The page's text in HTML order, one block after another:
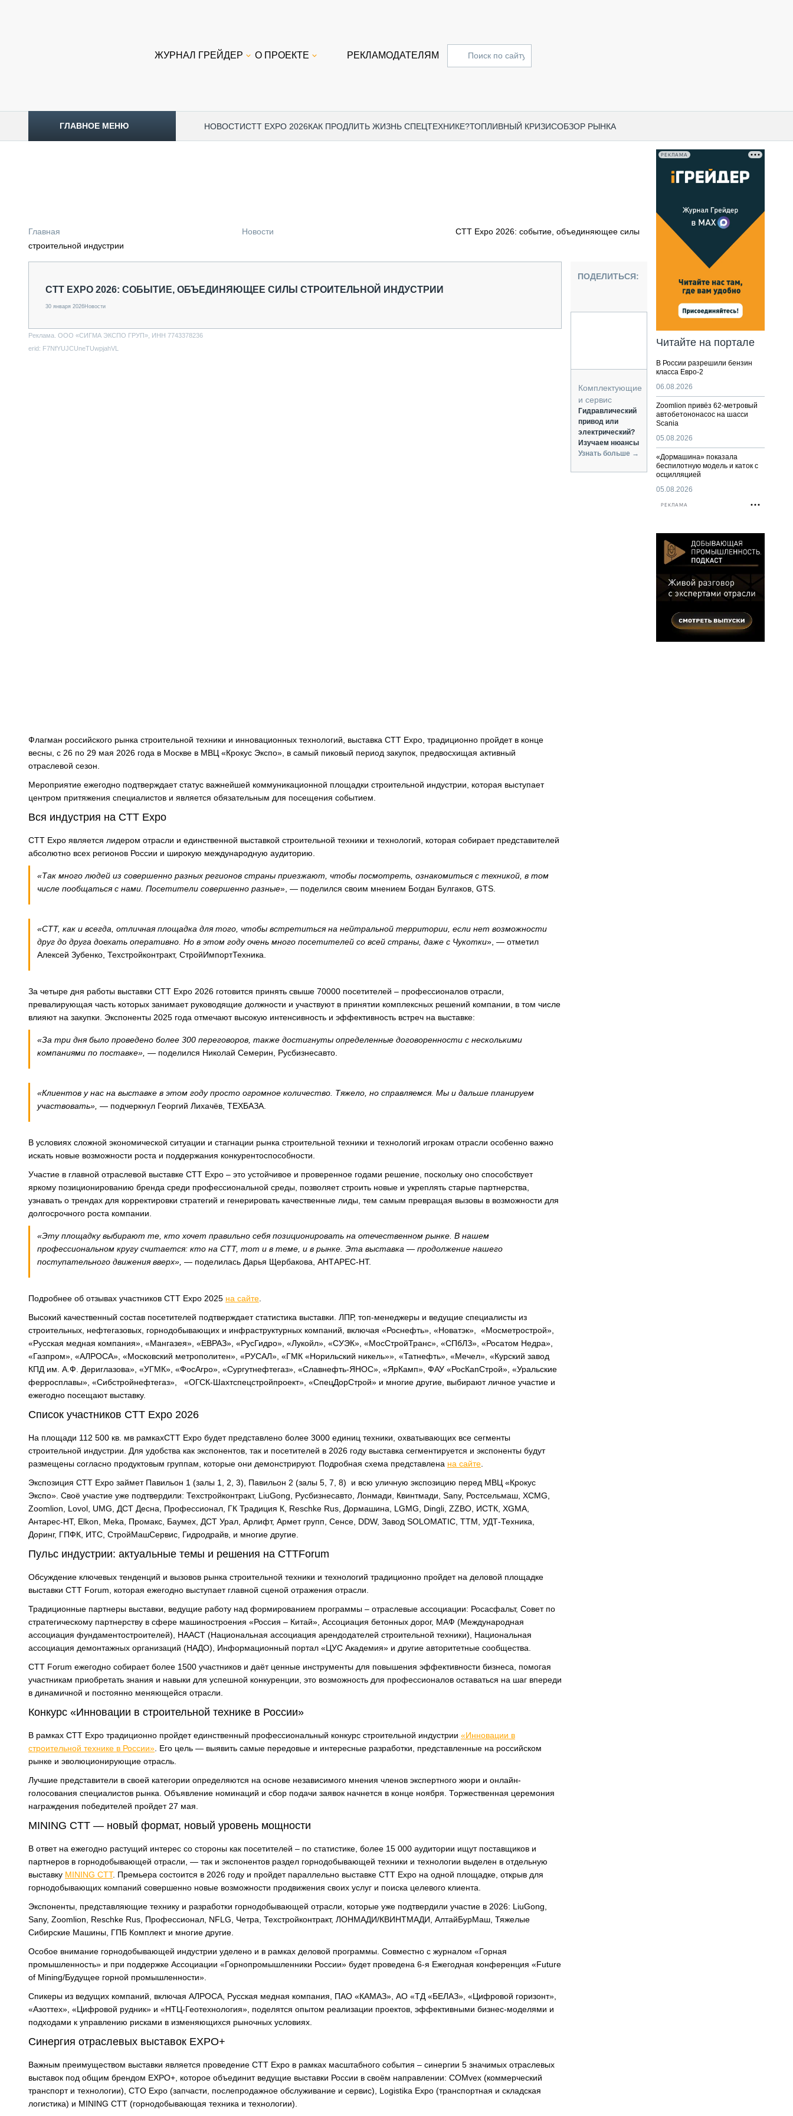
ЖУРНАЛ ГРЕЙДЕР О ПРОЕКТЕ РЕКЛАМОДАТЕЛЯМ
ГЛАВНОЕ МЕНЮ НОВОСТИCTT EXPO 2026КАК ПРОДЛИТЬ ЖИЗНЬ СПЕЦТЕХНИКЕ?ТОПЛИВНЫЙ КРИЗИСОБЗОР РЫНКА
ОБЗОР РЫНКА
ГРУЗОПЕРЕВОЗКИ
ИСПЫТАТЕЛИ
ТЕХНОЛОГИИ
ДОРОЖНАЯ ИНДУСТРИЯ
БЛИЖАЙШИЕ МЕРОПРИЯТИЯ
ПОДЪЁМНАЯ ТЕХНИКА
ПАССАЖИРСКИЙ ТРАНСПОРТ
Главная Новости
CTT Expo 2026: событие, объединяющее силы
строительной индустрии
CTT EXPO 2026: СОБЫТИЕ, ОБЪЕДИНЯЮЩЕЕ СИЛЫ СТРОИТЕЛЬНОЙ ИНДУСТРИИ
30 января 2026Новости
Реклама. ООО «СИГМА ЭКСПО ГРУП», ИНН 7743378236
erid: F7NfYUJCUneTUwpjahVL
Флагман российского рынка строительной техники и инновационных технологий, выставка CTT Expo, традиционно пройдет в конце
весны, с 26 по 29 мая 2026 года в Москве в МВЦ «Крокус Экспо», в самый пиковый период закупок, предвосхищая активный
отраслевой сезон.
Мероприятие ежегодно подтверждает статус важнейшей коммуникационной площадки строительной индустрии, которая выступает
центром притяжения специалистов и является обязательным для посещения событием.
Вся индустрия на CTT Expo
CTT Expo является лидером отрасли и единственной выставкой строительной техники и технологий, которая собирает представителей
абсолютно всех регионов России и широкую международную аудиторию.
«Так много людей из совершенно разных регионов страны приезжают, чтобы посмотреть, ознакомиться с техникой, в том
числе пообщаться с нами. Посетители совершенно разные», — поделился своим мнением Богдан Булгаков, GTS.
«СТТ, как и всегда, отличная площадка для того, чтобы встретиться на нейтральной территории, если нет возможности
друг до друга доехать оперативно. Но в этом году очень много посетителей со всей страны, даже с Чукотки», — отметил
Алексей Зубенко, Техстройконтракт, СтройИмпортТехника.
За четыре дня работы выставки СТТ Expo 2026 готовится принять свыше 70000 посетителей – профессионалов отрасли,
превалирующая часть которых занимает руководящие должности и участвуют в принятии комплексных решений компании, в том числе
влияют на закупки. Экспоненты 2025 года отмечают высокую интенсивность и эффективность встреч на выставке:
«За три дня было проведено более 300 переговоров, также достигнуты определенные договоренности с несколькими
компаниями по поставке» — поделился Николай Семерин, Русбизнесавто.
«Клиентов у нас на выставке в этом году просто огромное количество. Тяжело, но справляемся. Мы и дальше планируем
участвовать» — подчеркнул Георгий Лихачёв, ТЕХБАЗА.
В условиях сложной экономической ситуации и стагнации рынка строительной техники и технологий игрокам отрасли особенно важно
искать новые возможности роста и поддержания конкурентоспособности.
Участие в главной отраслевой выставке CTT Expo – это устойчивое и проверенное годами решение, поскольку оно способствует
яркому позиционированию бренда среди профессиональной среды, позволяет строить новые и укреплять старые партнерства,
узнавать о трендах для корректировки стратегий и генерировать качественные лиды, тем самым превращая вызовы в возможности для
долгосрочного роста компании.
«Эту площадку выбирают те, кто хочет правильно себя позиционировать на отечественном рынке. В нашем
профессиональном кругу считается: кто на CTT, тот и в теме, и в рынке. Эта выставка — продолжение нашего
поступательного движения вверх» — поделилась Дарья Щербакова, АНТАРЕС-НТ.
Подробнее об отзывах участников CTT Expo 2025 на сайте
Высокий качественный состав посетителей подтверждает статистика выставки. ЛПР, топ-менеджеры и ведущие специалисты из
строительных, нефтегазовых, горнодобывающих и инфраструктурных компаний, включая «Роснефть», «Новатэк», «Мосметрострой»,
«Русская медная компания», «Мангазея», «ЕВРАЗ», «РусГидро», «Лукойл», «СУЭК», «МосСтройТранс», «СПбЛЗ», «Росатом Недра»,
«Газпром», «АЛРОСА», «Московский метрополитен», «РУСАЛ», «ГМК «Норильский никель»», «Татнефть», «Мечел», «Курский завод
КПД им. А.Ф. Дериглазова», «УГМК», «ФосАгро», «Сургутнефтегаз», «Славнефть-ЯНОС», «ЯрКамп», ФАУ «РосКапСтрой», «Уральские
ферросплавы», «Сибстройнефтегаз», «ОГСК-Шахтспецстройпроект», «СпецДорСтрой» и многие другие, выбирают личное участие и
ежегодно посещают выставку.
Список участников CTT Expo 2026
На площади 112 500 кв. мв рамкахCTT Expo будет представлено более 3000 единиц техники, охватывающих все сегменты
строительной индустрии. Для удобства как экспонентов, так и посетителей в 2026 году выставка сегментируется и экспоненты будут
размещены согласно продуктовым группам, которые они демонстрируют. Подробная схема представлена на сайте
Экспозиция CTT Expo займет Павильон 1 (залы 1, 2, 3), Павильон 2 (залы 5, 7, 8) и всю уличную экспозицию перед МВЦ «Крокус
Экспо». Своё участие уже подтвердили: Техстройконтракт, LiuGong, Русбизнесавто, Лонмади, Квинтмади, Sany, Ростсельмаш, XCMG,
Zoomlion, Lovol, UMG, ДСТ Десна, Профессионал, ГК Традиция К, Reschke Rus, Дормашина, LGMG, Dingli, ZZBO, ИСТК, XGMA,
Антарес-НТ, Elkon, Meka, Промакс, Баумех, ДСТ Урал, Арлифт, Армет групп, Сенсе, DDW, Завод SOLOMATIC, ТТМ, УДТ-Техника,
Доринг, ГПФК, ИТС, СтройМашСервис, Гидродрайв, и многие другие.
Пульс индустрии: актуальные темы и решения на CTTForum
Обсуждение ключевых тенденций и вызовов рынка строительной техники и технологий традиционно пройдет на деловой площадке
выставки CTT Forum, которая ежегодно выступает главной сценой отражения отрасли.
Традиционные партнеры выставки, ведущие работу над формированием программы – отраслевые ассоциации: Росасфальт, Совет по
стратегическому партнерству в сфере машиностроения «Россия – Китай», Ассоциация бетонных дорог, МАФ (Международная
ассоциация фундаментостроителей), НААСТ (Национальная ассоциация арендодателей строительной техники), Национальная
ассоциация демонтажных организаций (НАДО), Информационный портал «ЦУС Академия» и другие авторитетные сообщества.
СТТ Forum ежегодно собирает более 1500 участников и даёт ценные инструменты для повышения эффективности бизнеса, помогая
участникам приобретать знания и навыки для успешной конкуренции, это возможность для профессионалов оставаться на шаг впереди
в динамичной и постоянно меняющейся отрасли.
Конкурс «Инновации в строительной технике в России»
В рамках CTT Expo традиционно пройдет единственный профессиональный конкурс строительной индустрии «Инновации в
строительной технике в России» . Его цель — выявить самые передовые и интересные разработки, представленные на российском
рынке и эволюционирующие отрасль.
Лучшие представители в своей категории определяются на основе независимого мнения членов экспертного жюри и онлайн-
голосования специалистов рынка. Объявление номинаций и сбор подачи заявок начнется в конце ноября. Торжественная церемония
награждения победителей пройдет 27 мая.
MINING CTT — новый формат, новый уровень мощности
В ответ на ежегодно растущий интерес со стороны как посетителей – по статистике, более 15 000 аудитории ищут поставщиков и
партнеров в горнодобывающей отрасли, — так и экспонентов раздел горнодобывающей техники и технологии выделен в отдельную
выставку MINING CTT. Премьера состоится в 2026 году и пройдет параллельно выставке CTT Expo на одной площадке, открыв для
горнодобывающих компаний совершенно новые возможности продвижения своих услуг и поиска целевого клиента.
Экспоненты, представляющие технику и разработки горнодобывающей отрасли, которые уже подтвердили участие в 2026: LiuGong,
Sany, Zoomlion, Reschke Rus, Профессионал, NFLG, Четра, Техстройконтракт, ЛОНМАДИ/КВИНТМАДИ, АлтайБурМаш, Тяжелые
Сибирские Машины, ГПБ Комплект и многие другие.
Особое внимание горнодобывающей индустрии уделено и в рамках деловой программы. Совместно с журналом «Горная
промышленность» и при поддержке Ассоциации «Горнопромышленники России» будет проведена 6-я Ежегодная конференция «Future
of Mining/Будущее горной промышленности».
Спикеры из ведущих компаний, включая АЛРОСА, Русская медная компания, ПАО «КАМАЗ», АО «ТД «БЕЛАЗ», «Цифровой горизонт»,
«Азоттех», «Цифровой рудник» и «НТЦ-Геотехнология», поделятся опытом реализации проектов, эффективными бизнес-моделями и
подходами к управлению рисками в изменяющихся рыночных условиях.
Синергия отраслевых выставок EXPO+
Важным преимуществом выставки является проведение CTT Expo в рамках масштабного события – синергии 5 значимых отраслевых
выставок под общим брендом EXPO+, которое объединит ведущие выставки России в своём направлении: СOMvex (коммерческий
транспорт и технологии), CTO Expo (запчасти, послепродажное обслуживание и сервис), Logistika Expo (транспортная и складская
логистика) и MINING CTT (горнодобывающая техника и технологии).
ПОДЕЛИТЬСЯ:
Комплектующие
и сервис
Гидравлический
привод или
электрический?
Изучаем нюансы
Узнать больше →
РЕКЛАМА
Читайте на портале
В России разрешили бензин
класса Евро-2
06.08.2026
Zoomlion привёз 62-метровый
автобетононасос на шасси
Scania
05.08.2026
«Дормашина» показала
беспилотную модель и каток с
осцилляцией
05.08.2026
РЕКЛАМА